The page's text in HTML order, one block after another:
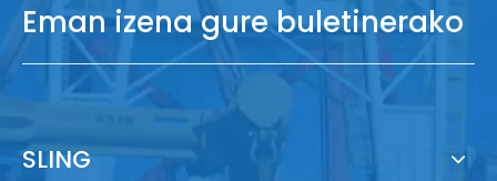
Eman izena gure buletinerako
SLING